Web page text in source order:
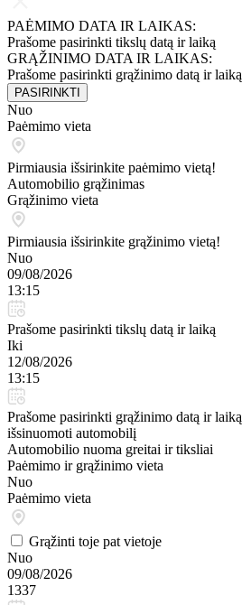
PAĖMIMO DATA IR LAIKAS:
Prašome pasirinkti tikslų datą ir laiką
GRĄŽINIMO DATA IR LAIKAS:
Prašome pasirinkti grąžinimo datą ir laiką
PASIRINKTI
Nuo
Paėmimo vieta
Pirmiausia išsirinkite paėmimo vietą!
Automobilio grąžinimas
Grąžinimo vieta
Pirmiausia išsirinkite grąžinimo vietą!
Nuo
09/08/2026
13:15
Prašome pasirinkti tikslų datą ir laiką
Iki
12/08/2026
13:15
Prašome pasirinkti grąžinimo datą ir laiką
išsinuomoti automobilį
Automobilio nuoma greitai ir tiksliai
Paėmimo ir grąžinimo vieta
Nuo
Paėmimo vieta
Grąžinti toje pat vietoje
Nuo
09/08/2026
1337